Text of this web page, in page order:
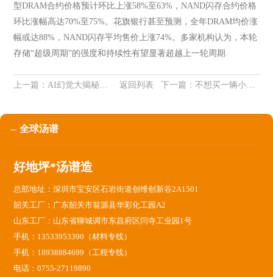
型DRAM合约价格预计环比上涨58%至63%，NAND闪存合约价格
环比涨幅高达70%至75%。花旗银行甚至预测，全年DRAM均价涨
幅或达88%，NAND闪存平均售价上涨74%。多家机构认为，本轮
存储“超级周期”的强度和持续性有望显著超越上一轮周期.
上一篇：AI幻觉大揭秘！为何AI总会一本正经地胡说八道？ 返回列表 下一篇：不想买一辆小米汽车？武契奇幽默回应：买不起，但车很漂亮
全球汤谱
好地坪*汤谱造
总部地址：深圳市宝安区石岩街道创维创新谷2A1501
韶关工厂：广东韶关市翁源县华彩化工园A2
山东工厂：山东省聊城调市东昌府区闫寺工业园1号
手机：13533953390（材料专线）
手机：18938884699（工程专线）
电话：0755-27119890